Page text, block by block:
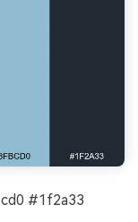
#1f2a33